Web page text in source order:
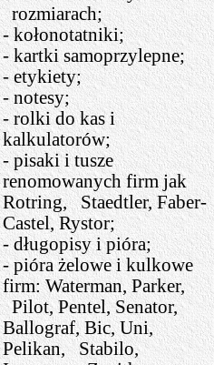
rozmiarach;
- kołonotatniki;
- kartki samoprzylepne;
- etykiety;
- notesy;
- rolki do kas i
kalkulatorów;
- pisaki i tusze
renomowanych firm jak
Rotring, Staedtler, Faber-
Castel, Rystor;
- długopisy i pióra;
- pióra żelowe i kulkowe
firm: Waterman, Parker,
Pilot, Pentel, Senator,
Ballograf, Bic, Uni,
Pelikan, Stabilo,